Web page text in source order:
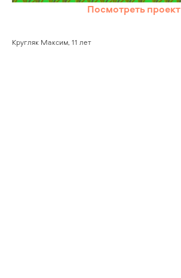
Посмотреть проект
Кругляк Максим, 11 лет